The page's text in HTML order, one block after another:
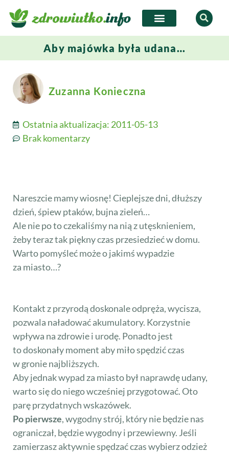
Aby majówka była udana…
Zuzanna Konieczna
Ostatnia aktualizacja: 2011-05-13
Brak komentarzy
Nareszcie mamy wiosnę! Cieplejsze dni, dłuższy
dzień, śpiew ptaków, bujna zieleń…
Ale nie po to czekaliśmy na nią z utęsknieniem,
żeby teraz tak piękny czas przesiedzieć w domu.
Warto pomyśleć może o jakimś wypadzie
za miasto…?
Kontakt z przyrodą doskonale odpręża, wycisza,
pozwala naładować akumulatory. Korzystnie
wpływa na zdrowie i urodę. Ponadto jest
to doskonały moment aby miło spędzić czas
w gronie najbliższych.
Aby jednak wypad za miasto był naprawdę udany,
warto się do niego wcześniej przygotować. Oto
parę przydatnych wskazówek.
Po pierwsze, wygodny strój, który nie będzie nas
ograniczał, będzie wygodny i przewiewny. Jeśli
zamierzasz aktywnie spędzać czas wybierz odzież